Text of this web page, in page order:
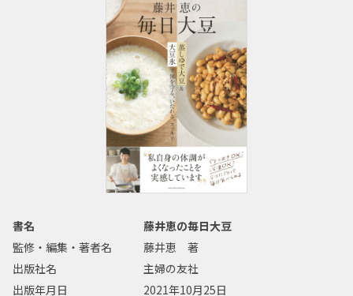
書名
藤井恵の毎日大豆
監修・編集・著者名
藤井恵 著
出版社名
主婦の友社
出版年月日
2021年10月25日